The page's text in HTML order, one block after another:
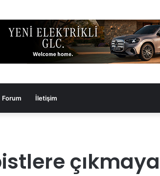
Forum İletişim
çıkmaya